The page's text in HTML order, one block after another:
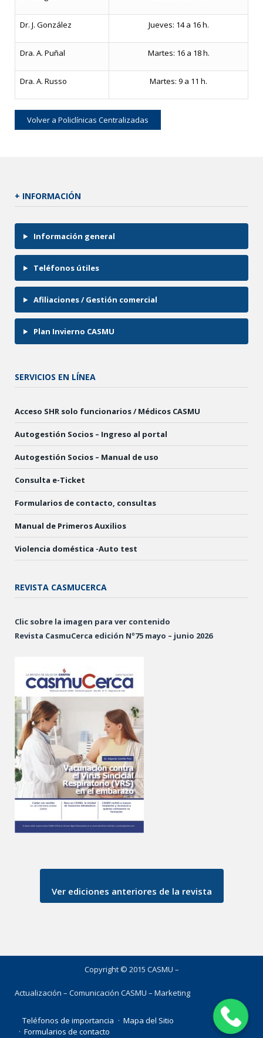
Dr. J. González Jueves: 14 a 16 h.
Dra. A. Puñal Martes: 16 a 18 h.
Dra. A. Russo Martes: 9 a 11 h.
Volver a Policlínicas Centralizadas
+ INFORMACIÓN
Información general
Teléfonos útiles
Afiliaciones / Gestión comercial
Plan Invierno CASMU
SERVICIOS EN LÍNEA
Acceso SHR solo funcionarios / Médicos CASMU
Autogestión Socios – Ingreso al portal
Autogestión Socios – Manual de uso
Consulta e-Ticket
Formularios de contacto, consultas
Manual de Primeros Auxilios
Violencia doméstica -Auto test
REVISTA CASMUCERCA
Clic sobre la imagen para ver contenido
Revista CasmuCerca edición Nº75 mayo – junio 2026
Ver ediciones anteriores de la revista
Copyright © 2015 CASMU –
Actualización – Comunicación CASMU – Marketing
Teléfonos de importancia
Mapa del Sitio
Formularios de contacto